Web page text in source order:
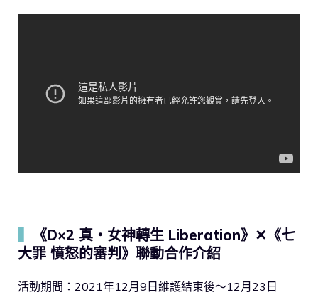
《D×2 真・女神轉生 Liberation》✕《七
大罪 憤怒的審判》聯動合作介紹
活動期間：2021年12月9日維護結束後～12月23日